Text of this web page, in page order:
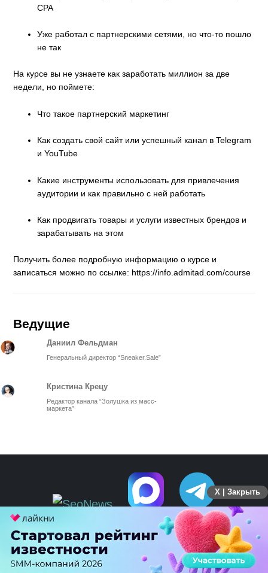
СРА
Уже работал с партнерскими сетями, но что-то пошло
не так
На курсе вы не узнаете как заработать миллион за две
недели, но поймете:
Что такое партнерский маркетинг
Как создать свой сайт или успешный канал в Telegram
и YouTube
Какие инструменты использовать для привлечения
аудитории и как правильно с ней работать
Как продвигать товары и услуги известных брендов и
зарабатывать на этом
Получить более подробную информацию о курсе и
записаться можно по ссылке: https://info.admitad.com/course
Ведущие
Даниил Фельдман
Генеральный директор “Sneaker.Sale”
Кристина Крецу
Редактор канала “Золушка из масс-
маркета”
X | Закрыть
ПЕРЕЙТИ НА ПОЛНУЮ ВЕРСИЮ
© SEOnews.ru Все права защищены. 2026